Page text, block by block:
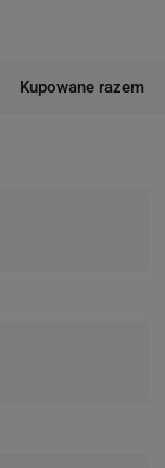
Kupowane razem